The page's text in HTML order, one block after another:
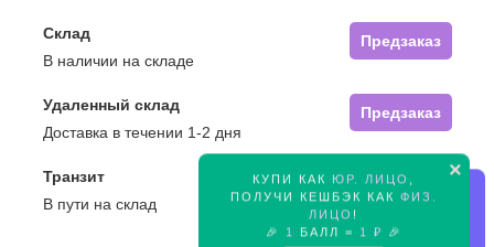
×
КУПИ КАК ЮР. ЛИЦО
ПОЛУЧИ КЕШБЭК КАК ФИЗ.
ЛИЦО !
🎉
1 БАЛЛ = 1 ₽ 🎉
Склад
Предзаказ
В наличии на складе
Удаленный склад
Предзаказ
Доставка в течении 1-2 дня
Транзит
Предзаказ
В пути на склад